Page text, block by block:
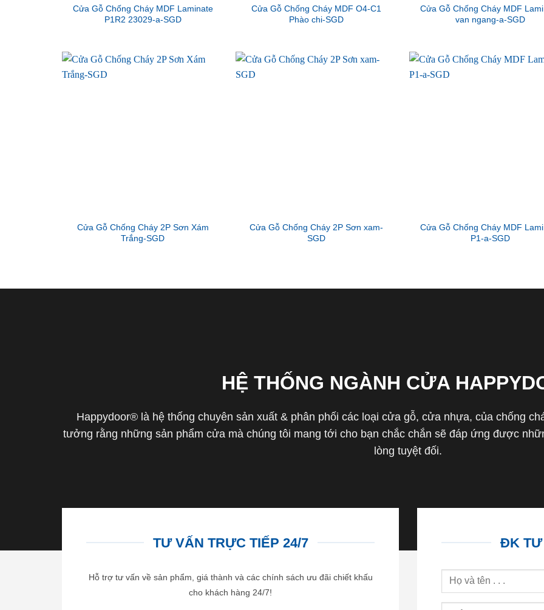
Cửa Gỗ Chống Cháy MDF Laminate
P1R2 23029-a-SGD
Cửa Gỗ Chống Cháy MDF O4-C1
Phào chi-SGD
Cửa Gỗ Chống Cháy MDF
van ngang-a-SGD
Cửa Gỗ Chống Cháy 2P Sơn Xám
Trắng-SGD
Cửa Gỗ Chống Cháy 2P Sơn xam-
SGD
Cửa Gỗ Chống Cháy MDF
P1-a-SGD
HỆ THỐNG NGÀNH CỬA
Happydoor® là hệ thống chuyên sản xuất & phân phối các loại cửa gỗ, cửa nhựa, của chống
tưởng rằng những sản phẩm cửa mà chúng tôi mang tới cho bạn chắc chắn sẽ đáp ứng được
lòng tuyệt đối.
TƯ VẤN TRỰC TIẾP 24/7
Hỗ trợ tư vấn về sản phẩm, giá thành và các chính sách ưu đãi chiết khấu
cho khách hàng 24/7!
ĐK TƯ